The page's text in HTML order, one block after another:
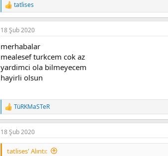
T
e
p
k
l
e
:
tatlises
18 Şub 2020
merhabalar
mealesef turkcem cok az
yardimci ola bilmeyecem
hayirli olsun
T
e
p
k
i
TüRKMaSTeR
18 Şub 2020
tatlises' Alıntı: